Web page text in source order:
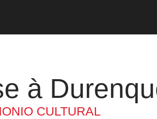
à
CULTURAL